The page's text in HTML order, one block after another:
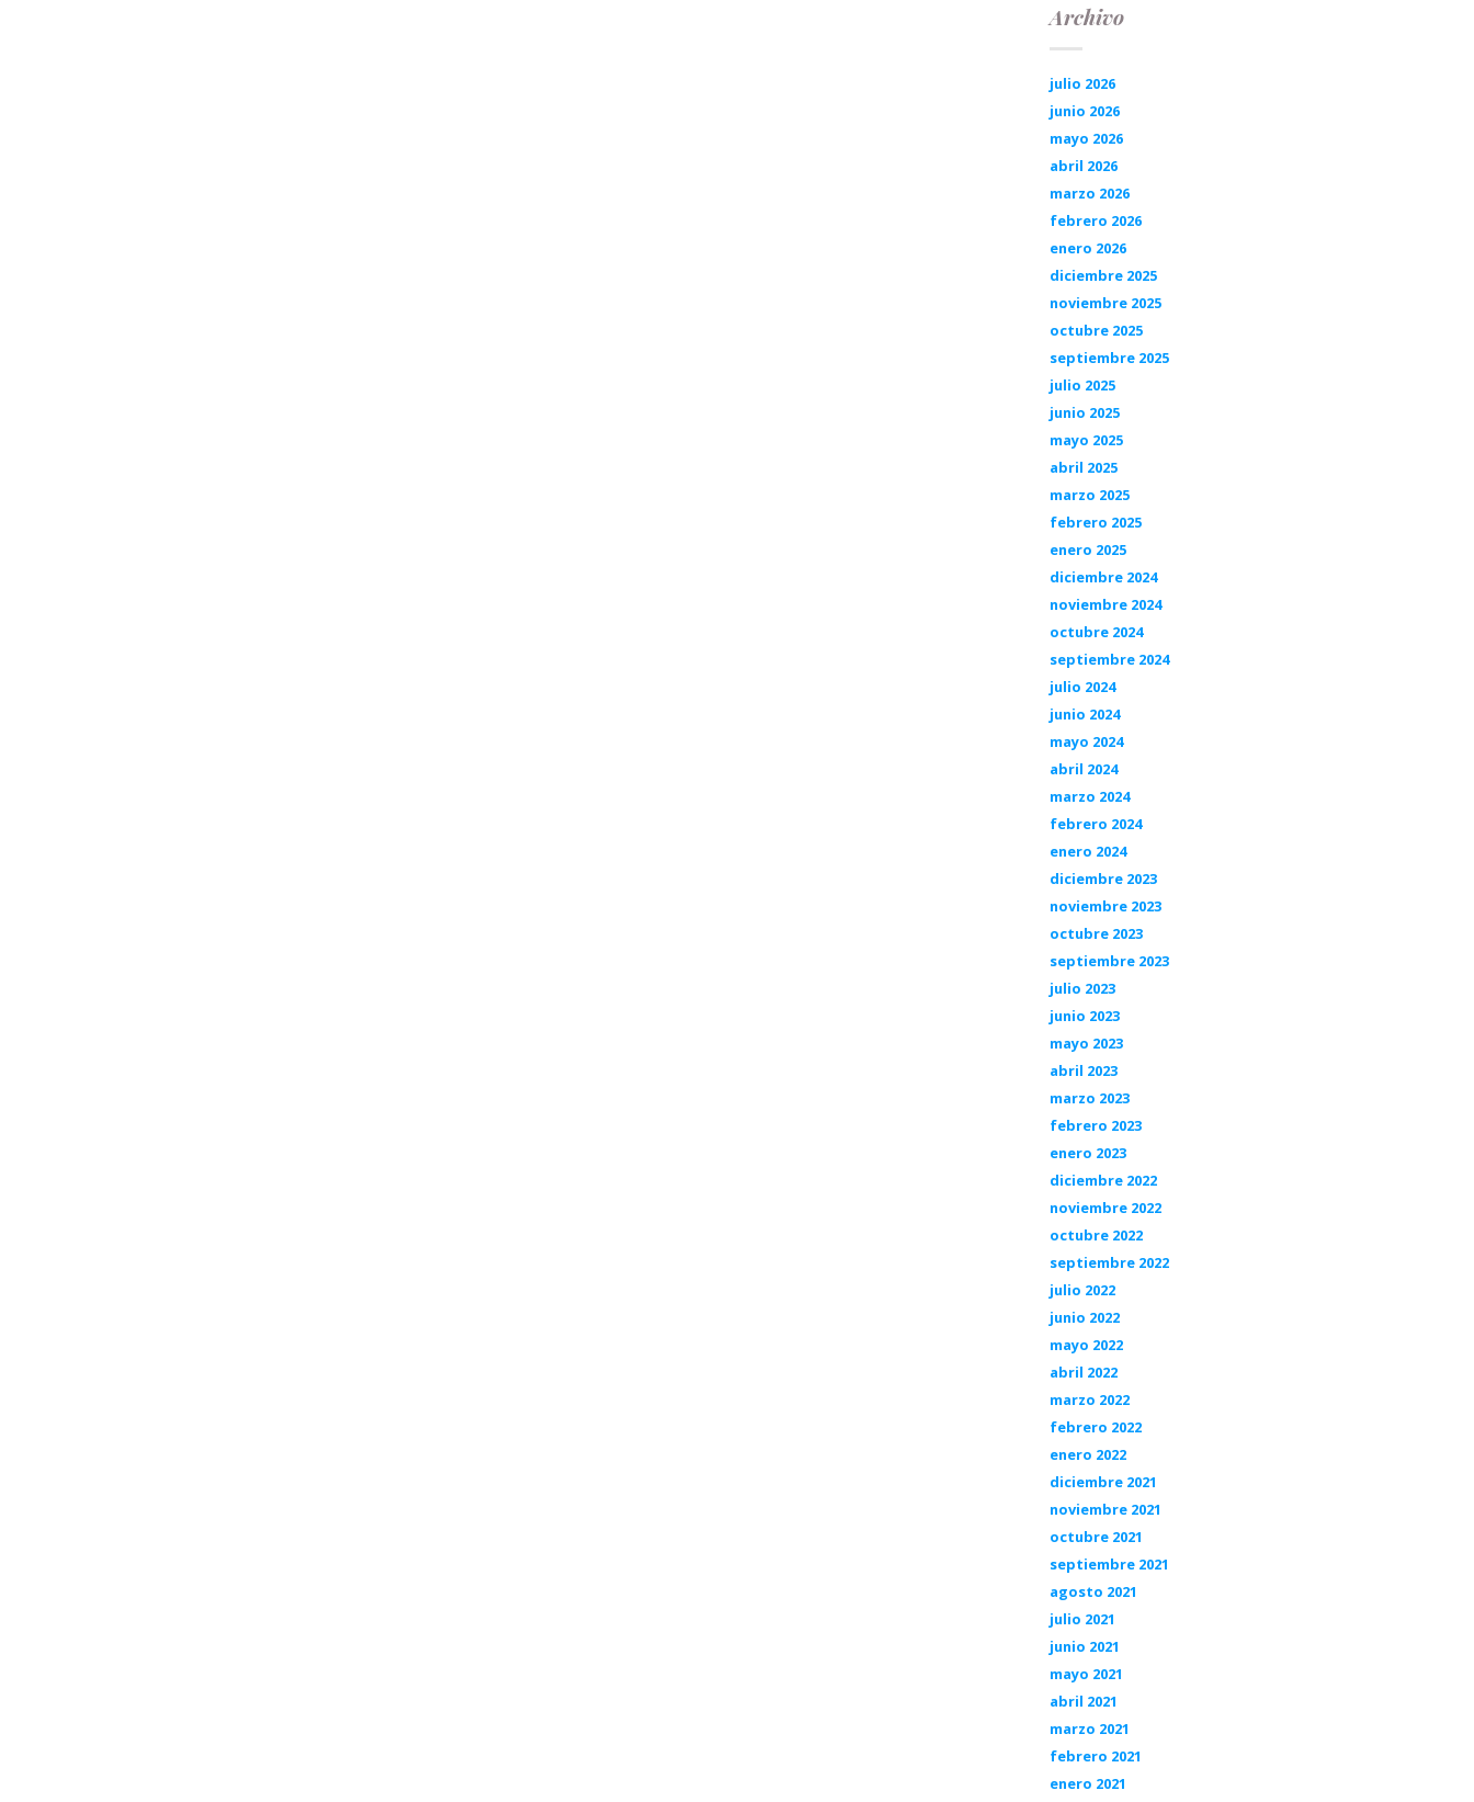
Archivo
julio 2026
junio 2026
mayo 2026
abril 2026
marzo 2026
febrero 2026
enero 2026
diciembre 2025
noviembre 2025
octubre 2025
septiembre 2025
julio 2025
junio 2025
mayo 2025
abril 2025
marzo 2025
febrero 2025
enero 2025
diciembre 2024
noviembre 2024
octubre 2024
septiembre 2024
julio 2024
junio 2024
mayo 2024
abril 2024
marzo 2024
febrero 2024
enero 2024
diciembre 2023
noviembre 2023
octubre 2023
septiembre 2023
julio 2023
junio 2023
mayo 2023
abril 2023
marzo 2023
febrero 2023
enero 2023
diciembre 2022
noviembre 2022
octubre 2022
septiembre 2022
julio 2022
junio 2022
mayo 2022
abril 2022
marzo 2022
febrero 2022
enero 2022
diciembre 2021
noviembre 2021
octubre 2021
septiembre 2021
agosto 2021
julio 2021
junio 2021
mayo 2021
abril 2021
marzo 2021
febrero 2021
enero 2021